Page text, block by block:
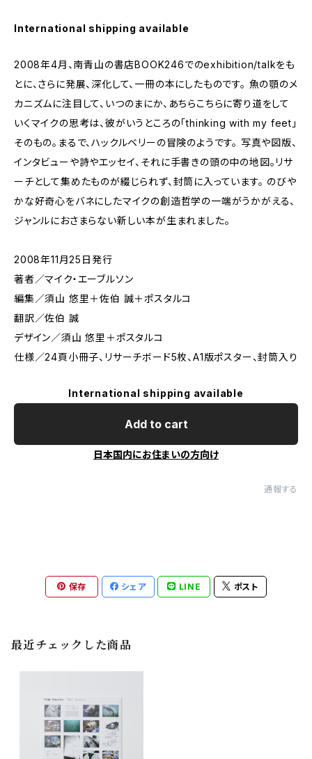
International shipping available
2008年4月、南青山の書店BOOK246でのexhibition/talkをも
とに、さらに発展、深化して、一冊の本にしたものです。 魚の顎のメ
カニズムに注目して、いつのまにか、あちらこちらに寄り道をして
いくマイクの思考は、彼がいうところの「thinking with my feet」
そのもの。まるで、ハックルベリーの冒険のようです。 写真や図版、
インタビューや詩やエッセイ、それに手書きの頭の中の地図。リサ
ーチとして集めたものが綴じられず、封筒に入っています。 のびや
かな好奇心をバネにしたマイクの創造哲学の一端がうかがえる、
ジャンルにおさまらない新しい本が生まれました。
2008年11月25日発行
著者／マイク・エーブルソン
編集／須山 悠里＋佐伯 誠＋ポスタルコ
翻訳／佐伯 誠
デザイン／須山 悠里＋ポスタルコ
仕様／24頁小冊子、リサーチボード5枚、A1版ポスター、封筒入り
International shipping available
Add to cart
日本国内にお住まいの方向け
通報する
保存 シェア LINE ポスト
最近チェックした商品